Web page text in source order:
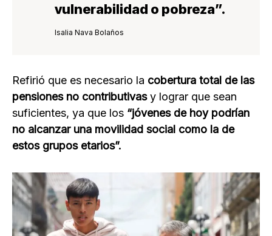
vulnerabilidad o pobreza”.
Isalia Nava Bolaños
Refirió que es necesario la cobertura total de las
pensiones no contributivasy lograr que sean
suficientes, ya que los “jóvenes de hoy podrían
no alcanzar una movilidad social como la de
estos grupos etarios”.